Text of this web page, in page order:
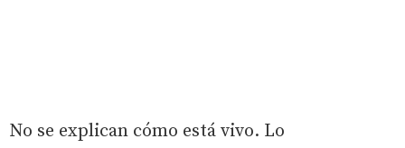
No se explican cómo está vivo. Lo